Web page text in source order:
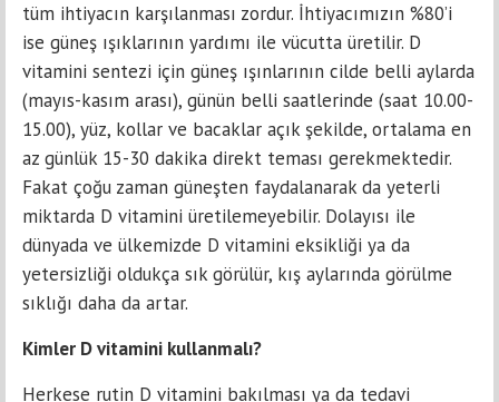
tüm ihtiyacın karşılanması zordur. İhtiyacımızın %80’i
ise güneş ışıklarının yardımı ile vücutta üretilir. D
vitamini sentezi için güneş ışınlarının cilde belli aylarda
(mayıs-kasım arası), günün belli saatlerinde (saat 10.00-
15.00), yüz, kollar ve bacaklar açık şekilde, ortalama en
az günlük 15-30 dakika direkt teması gerekmektedir.
Fakat çoğu zaman güneşten faydalanarak da yeterli
miktarda D vitamini üretilemeyebilir. Dolayısı ile
dünyada ve ülkemizde D vitamini eksikliği ya da
yetersizliği oldukça sık görülür, kış aylarında görülme
sıklığı daha da artar.
Kimler D vitamini kullanmalı?
Herkese rutin D vitamini bakılması ya da tedavi